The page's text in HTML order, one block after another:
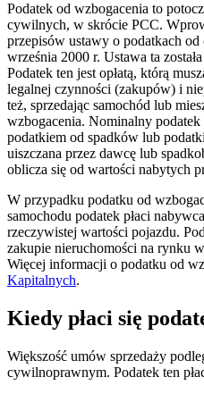
Podatek od wzbogacenia to
cywilnych, w skrócie PCC.
przepisów ustawy o podatkach
września 2000 r. Ustawa ta
Podatek ten jest opłatą, którą
legalnej czynności (zakupów) i
też, sprzedając samochód lub
wzbogacenia. Nominalny
podatkiem od spadków lub
uiszczana przez dawcę lub
oblicza się od wartości nabytych
W przypadku podatku od
samochodu podatek płaci
rzeczywistej wartości pojazdu.
zakupie nieruchomości na rynku
Więcej informacji o podatku od
Kapitalnych.
Kiedy płaci się
Większość umów sprzedaży
cywilnoprawnym. Podatek ten